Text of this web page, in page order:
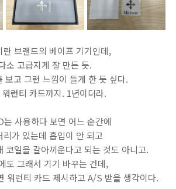
란 브랜드의 베이프 기기인데,
소 고급지게 잘 만든 듯.
보고 그런 느낌이 들게 한 듯 싶다.
워런티 카드까지. 1년이더라.
는 사용하다 보면 어느 순간에
리가 있는데 흡입이 안 되고
코일을 갈아끼운다고 되는 것도 아니고.
도 그래서 기기 바꾸는 건데,
워런티 카드 제시하고 A/S 받을 생각이다.